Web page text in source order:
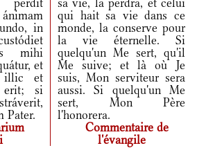
perdit
in
mihi
et
illic et
erit; si
Pater.
sa vie, la perdra, et celui
qui hait sa vie dans ce
monde, la conserve pour
la vie éternelle. Si
quelqu'un Me sert, qu'il
Me suive; et là où Je
suis, Mon serviteur sera
aussi. Si quelqu'un Me
sert, Mon Père
l'honorera.
Commentaire de
l'évangile